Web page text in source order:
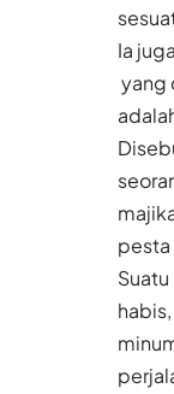
Ia
yang
pesta